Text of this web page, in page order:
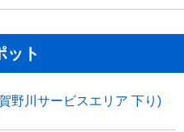
ット
野川サービスエリア 下り)